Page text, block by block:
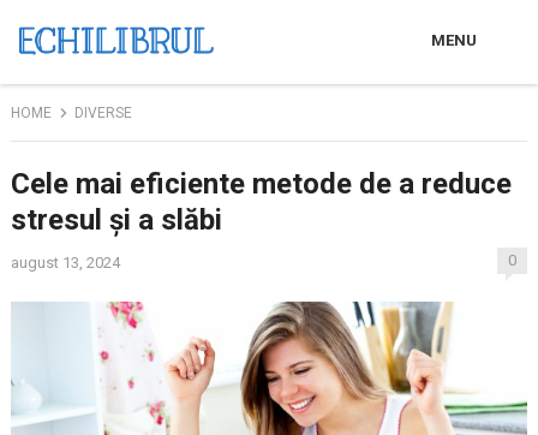
MENU
HOME DIVERSE
Cele mai eficiente metode de a reduce
stresul și a slăbi
august 13, 2024 0